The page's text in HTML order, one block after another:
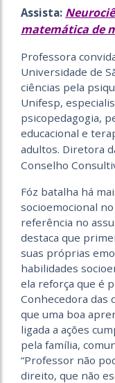
Assista:
matemática de
Professora
Universidade de
ciências pela
Unifesp,
psicopedagogia,
educacional e
adultos. Diretora
Conselho
Fóz batalha há
socioemocional
referência no
destaca que
suas próprias
habilidades
ela reforça que é
Conhecedora das
que uma boa
ligada a ações
pela família,
“Professor não
direito, que não